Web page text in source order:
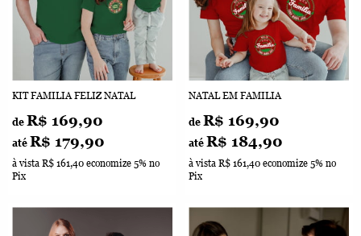
KIT FAMILIA FELIZ NATAL
de R$ 169,90
até R$ 179,90
à vista R$ 161,40 economize 5% no
Pix
NATAL EM FAMILIA
de R$ 169,90
até R$ 184,90
à vista R$ 161,40 economize 5% no
Pix